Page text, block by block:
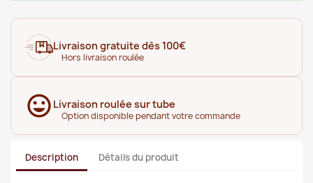
Livraison gratuite dès 100€
Hors livraison roulée
Livraison roulée sur tube
Option disponible pendant votre commande
Description Détails du produit